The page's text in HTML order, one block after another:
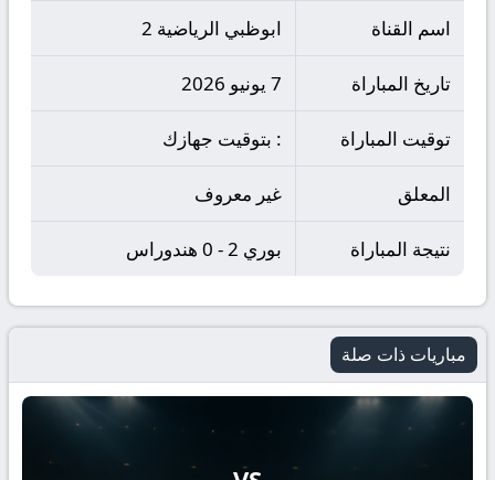
اسم القناة ابوظبي الرياضية 2
تاريخ المباراة 7 يونيو 2026
توقيت المباراة : بتوقيت جهازك
المعلق غير معروف
نتيجة المباراة بوري 2 - 0 هندوراس
مباريات ذات صلة